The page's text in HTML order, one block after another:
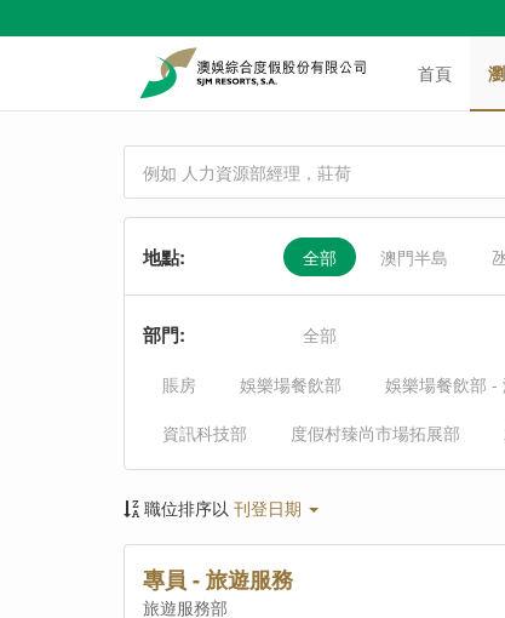
首頁
地點: 全部 澳門半島
部門: 全部
賬房 娛樂場餐飲部 娛樂場餐飲部 -
資訊科技部
度假村臻尚市場拓展部
職位排序以 刊登日期
專員 - 旅遊服務
旅遊服務部